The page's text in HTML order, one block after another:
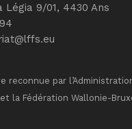
Légia 9/01, 4430 Ans
reconnue par
la Fédération Wallonie-